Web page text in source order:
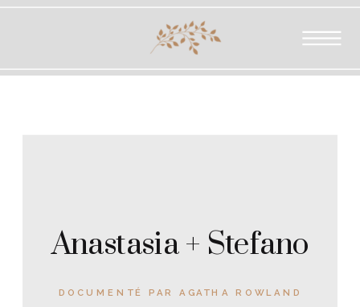
RETOUR A LA PAGE D'ACCEUIL
Anastasia + Stefano
DOCUMENTÉ PAR AGATHA ROWLAND